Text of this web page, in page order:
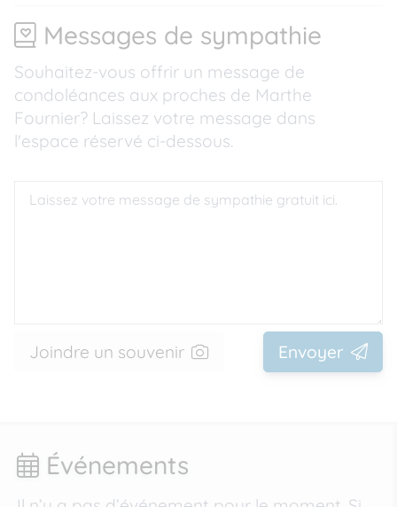
Messages de sympathie
Souhaitez-vous offrir un message de
condoléances aux proches de Marthe
Fournier? Laissez votre message dans
l'espace réservé ci-dessous.
Joindre un souvenir Envoyer
Événements